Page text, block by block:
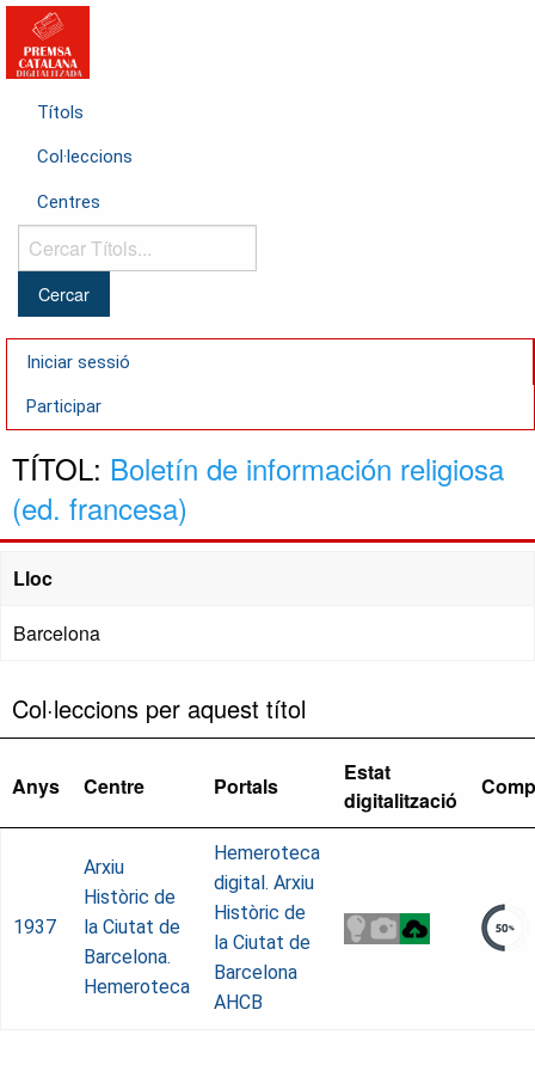
Títols
Col·leccions
Centres
Cercar
Títols...
Iniciar sessió
Participar
TÍTOL: Boletín de información religiosa
(ed. francesa)
Lloc
Barcelona
Col·leccions per aquest títol
Anys Centre Portals
Estat
digitalització
1937
Arxiu
Històric de
la Ciutat de
Barcelona.
Hemeroteca
Hemeroteca
digital. Arxiu
Històric de
la Ciutat de
Barcelona
AHCB